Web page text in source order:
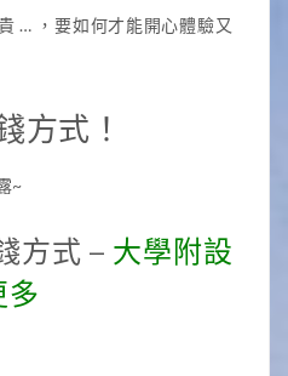
… ，要如何才能開心體驗又
方式！
~
方式 – 大學附設
多